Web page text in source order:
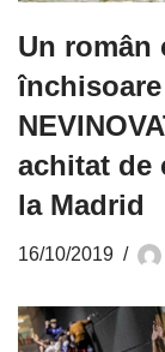
Un român
achitat de
la Madrid
16/10/2019